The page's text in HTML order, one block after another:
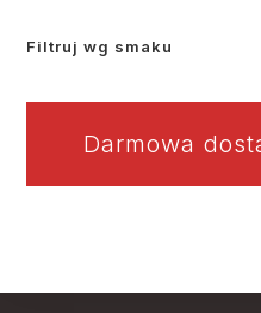
Filtruj wg smaku
Darmowa